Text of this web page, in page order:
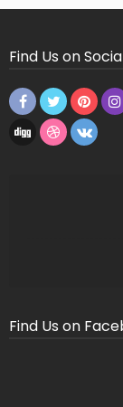
Find Us on
Find Us on